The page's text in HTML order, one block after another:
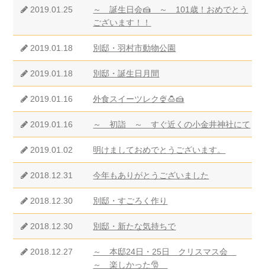
2019.01.25
～ 誕生日会🍰 ～ 101歳！おめでとう
ございます！！
2019.01.18 別邸・羽村市動物公園
2019.01.18 別邸・誕生日月間
2019.01.16 外食スイーツレク🍨🍮🍰
2019.01.16 ～ 初詣 ～ すぐ近くの小金井神社にて
2019.01.02 明けましておめでとうございます。
2018.12.31 今年もありがとうございました
2018.12.30 別邸・すごろく作り
2018.12.30 別邸・新たな気持ちで
2018.12.27
～ 本邸24日・25日 クリスマス会
～ 楽しかった🎅